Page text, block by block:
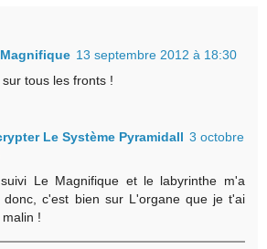
13 septembre 2012 à 18:30
tous les fronts !
Le Système Pyramidall 3 octobre
Le Magnifique et le labyrinthe m'a
donc, c'est bien sur L'organe que je t'ai
!